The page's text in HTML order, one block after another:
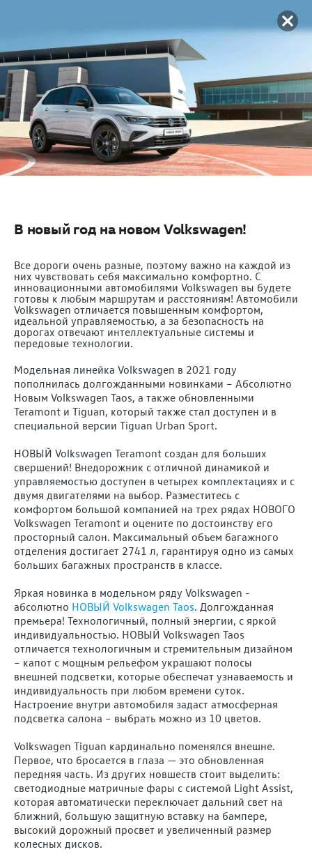
В новый год на новом Volkswagen!
Все дороги очень разные, поэтому важно на каждой из
них чувствовать себя максимально комфортно. C
инновационными автомобилями Volkswagen вы будете
готовы к любым маршрутам и расстояниям! Автомобили
Volkswagen отличается повышенным комфортом,
идеальной управляемостью, а за безопасность на
дорогах отвечают интеллектуальные системы и
передовые технологии.
Модельная линейка Volkswagen в 2021 году
пополнилась долгожданными новинками – Абсолютно
Новым Volkswagen Taos, а также обновленными
Teramont и Tiguan, который также стал доступен и в
специальной версии Tiguan Urban Sport.
НОВЫЙ Volkswagen Teramont создан для больших
свершений! Внедорожник с отличной динамикой и
управляемостью доступен в четырех комплектациях и с
двумя двигателями на выбор. Разместитесь с
комфортом большой компанией на трех рядах НОВОГО
Volkswagen Teramont и оцените по достоинству его
просторный салон. Максимальный объем багажного
отделения достигает 2741 л, гарантируя одно из самых
больших багажных пространств в классе.
Яркая новинка в модельном ряду Volkswagen -
абсолютно НОВЫЙ Volkswagen Taos. Долгожданная
премьера! Технологичный, полный энергии, с яркой
индивидуальностью. НОВЫЙ Volkswagen Taos
отличается технологичным и стремительным дизайном
– капот с мощным рельефом украшают полосы
внешней подсветки, которые обеспечат узнаваемость и
индивидуальность при любом времени суток.
Настроение внутри автомобиля задаст атмосферная
подсветка салона – выбрать можно из 10 цветов.
Volkswagen Tiguan кардинально поменялся внешне.
Первое, что бросается в глаза — это обновленная
передняя часть. Из других новшеств стоит выделить:
светодиодные матричные фары с системой Light Assist,
которая автоматически переключает дальний свет на
ближний, большую защитную вставку на бампере,
высокий дорожный просвет и увеличенный размер
колесных дисков.